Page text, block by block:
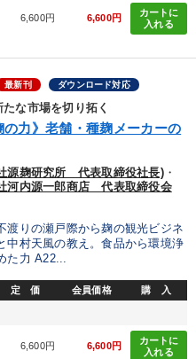
refresh 更新する
恵を身につける
老いない力」＋健康な社長と
月】音声・映像ご案内商品
声・映像
6,600円 6,600円
カートに
入れる
最新刊 ダウンロード対応
な市場を切り拓く
の力》老舗・種麹メーカーの
源麹研究所 代表取締役社長)・
河内源一郎商店 代表取締役会
渡りの瀬戸際から麹の観光ビジネ
中村天風の教え。食品から環境浄
た力 A22...
定 価 会員価格 購 入
6,600円 6,600円
カートに
入れる